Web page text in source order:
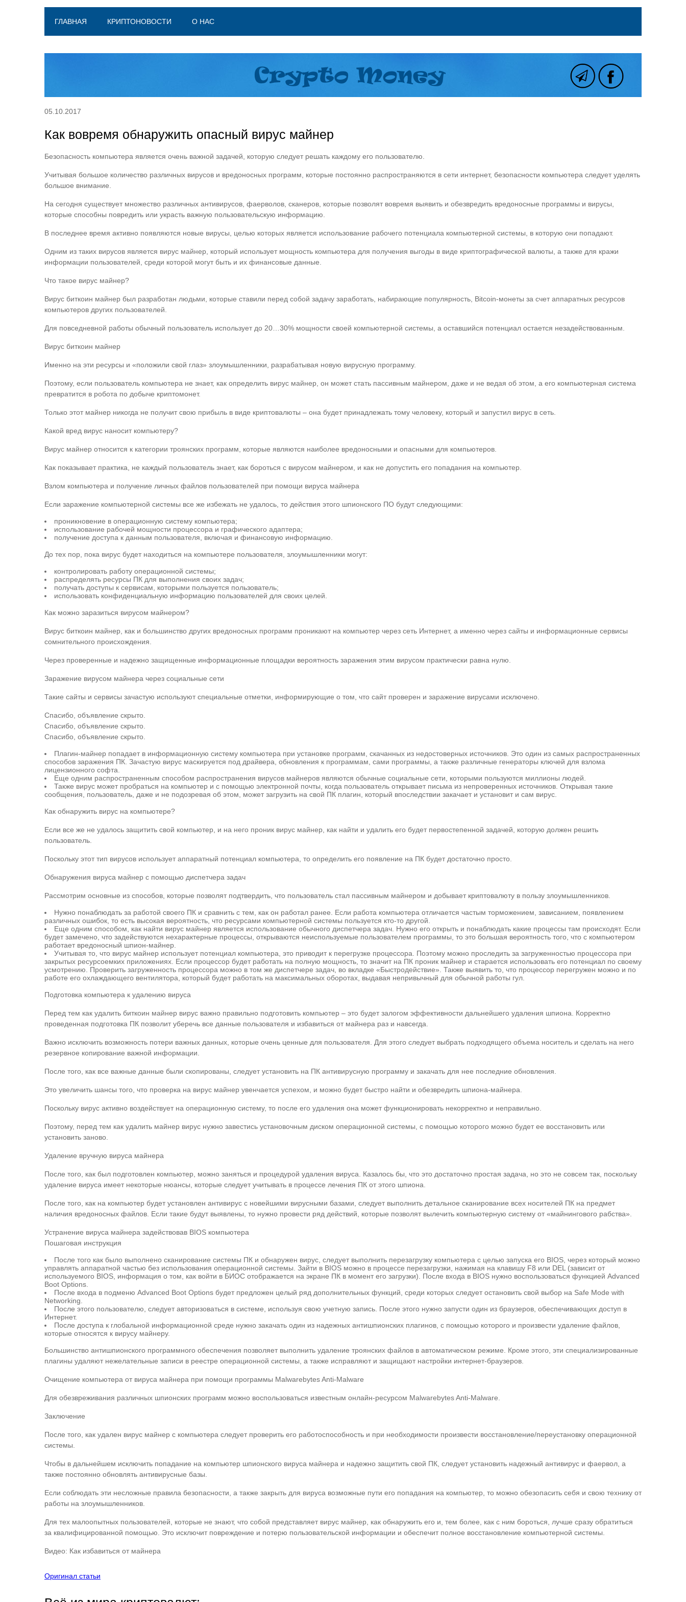
ГЛАВНАЯ КРИПТОНОВОСТИ О НАС
05.10.2017
Как вовремя обнаружить опасный вирус майнер
Безопасность компьютера является очень важной задачей, которую следует решать каждому его пользователю.
Учитывая большое количество различных вирусов и вредоносных программ, которые постоянно распространяются в сети интернет, безопасности компьютера следует уделять
большое внимание.
На сегодня существует множество различных антивирусов, фаерволов, сканеров, которые позволят вовремя выявить и обезвредить вредоносные программы и вирусы,
которые способны повредить или украсть важную пользовательскую информацию.
В последнее время активно появляются новые вирусы, целью которых является использование рабочего потенциала компьютерной системы, в которую они попадают.
Одним из таких вирусов является вирус майнер, который использует мощность компьютера для получения выгоды в виде криптографической валюты, а также для кражи
информации пользователей, среди которой могут быть и их финансовые данные.
Что такое вирус майнер?
Вирус биткоин майнер был разработан людьми, которые ставили перед собой задачу заработать, набирающие популярность, Bitcoin-монеты за счет аппаратных ресурсов
компьютеров других пользователей.
Для повседневной работы обычный пользователь использует до 20…30% мощности своей компьютерной системы, а оставшийся потенциал остается незадействованным.
Вирус биткоин майнер
Именно на эти ресурсы и «положили свой глаз» злоумышленники, разрабатывая новую вирусную программу.
Поэтому, если пользователь компьютера не знает, как определить вирус майнер, он может стать пассивным майнером, даже и не ведая об этом, а его компьютерная система
превратится в робота по добыче криптомонет.
Только этот майнер никогда не получит свою прибыль в виде криптовалюты – она будет принадлежать тому человеку, который и запустил вирус в сеть.
Какой вред вирус наносит компьютеру?
Вирус майнер относится к категории троянских программ, которые являются наиболее вредоносными и опасными для компьютеров.
Как показывает практика, не каждый пользователь знает, как бороться с вирусом майнером, и как не допустить его попадания на компьютер.
Взлом компьютера и получение личных файлов пользователей при помощи вируса майнера
Если заражение компьютерной системы все же избежать не удалось, то действия этого шпионского ПО будут следующими:
проникновение в операционную систему компьютера;
использование рабочей мощности процессора и графического адаптера;
получение доступа к данным пользователя, включая и финансовую информацию.
До тех пор, пока вирус будет находиться на компьютере пользователя, злоумышленники могут:
контролировать работу операционной системы;
распределять ресурсы ПК для выполнения своих задач;
получать доступы к сервисам, которыми пользуется пользователь;
использовать конфиденциальную информацию пользователей для своих целей.
Как можно заразиться вирусом майнером?
Вирус биткоин майнер, как и большинство других вредоносных программ проникают на компьютер через сеть Интернет, а именно через сайты и информационные сервисы
сомнительного происхождения.
Через проверенные и надежно защищенные информационные площадки вероятность заражения этим вирусом практически равна нулю.
Заражение вирусом майнера через социальные сети
Такие сайты и сервисы зачастую используют специальные отметки, информирующие о том, что сайт проверен и заражение вирусами исключено.
Спасибо, объявление скрыто.
Спасибо, объявление скрыто.
Спасибо, объявление скрыто.
Плагин-майнер попадает в информационную систему компьютера при установке программ, скачанных из недостоверных источников. Это один из самых распространенных
способов заражения ПК. Зачастую вирус маскируется под драйвера, обновления к программам, сами программы, а также различные генераторы ключей для взлома
лицензионного софта.
Еще одним распространенным способом распространения вирусов майнеров являются обычные социальные сети, которыми пользуются миллионы людей.
Также вирус может пробраться на компьютер и с помощью электронной почты, когда пользователь открывает письма из непроверенных источников. Открывая такие
сообщения, пользователь, даже и не подозревая об этом, может загрузить на свой ПК плагин, который впоследствии закачает и установит и сам вирус.
Как обнаружить вирус на компьютере?
Если все же не удалось защитить свой компьютер, и на него проник вирус майнер, как найти и удалить его будет первостепенной задачей, которую должен решить
пользователь.
Поскольку этот тип вирусов использует аппаратный потенциал компьютера, то определить его появление на ПК будет достаточно просто.
Обнаружения вируса майнер с помощью диспетчера задач
Рассмотрим основные из способов, которые позволят подтвердить, что пользователь стал пассивным майнером и добывает криптовалюту в пользу злоумышленников.
Нужно понаблюдать за работой своего ПК и сравнить с тем, как он работал ранее. Если работа компьютера отличается частым торможением, зависанием, появлением
различных ошибок, то есть высокая вероятность, что ресурсами компьютерной системы пользуется кто-то другой.
Еще одним способом, как найти вирус майнер является использование обычного диспетчера задач. Нужно его открыть и понаблюдать какие процессы там происходят. Если
будет замечено, что задействуются нехарактерные процессы, открываются неиспользуемые пользователем программы, то это большая вероятность того, что с компьютером
работает вредоносный шпион-майнер.
Учитывая то, что вирус майнер использует потенциал компьютера, это приводит к перегрузке процессора. Поэтому можно проследить за загруженностью процессора при
закрытых ресурсоемких приложениях. Если процессор будет работать на полную мощность, то значит на ПК проник майнер и старается использовать его потенциал по своему
усмотрению. Проверить загруженность процессора можно в том же диспетчере задач, во вкладке «Быстродействие». Также выявить то, что процессор перегружен можно и по
работе его охлаждающего вентилятора, который будет работать на максимальных оборотах, выдавая непривычный для обычной работы гул.
Подготовка компьютера к удалению вируса
Перед тем как удалить биткоин майнер вирус важно правильно подготовить компьютер – это будет залогом эффективности дальнейшего удаления шпиона. Корректно
проведенная подготовка ПК позволит уберечь все данные пользователя и избавиться от майнера раз и навсегда.
Важно исключить возможность потери важных данных, которые очень ценные для пользователя. Для этого следует выбрать подходящего объема носитель и сделать на него
резервное копирование важной информации.
После того, как все важные данные были скопированы, следует установить на ПК антивирусную программу и закачать для нее последние обновления.
Это увеличить шансы того, что проверка на вирус майнер увенчается успехом, и можно будет быстро найти и обезвредить шпиона-майнера.
Поскольку вирус активно воздействует на операционную систему, то после его удаления она может функционировать некорректно и неправильно.
Поэтому, перед тем как удалить майнер вирус нужно завестись установочным диском операционной системы, с помощью которого можно будет ее восстановить или
установить заново.
Удаление вручную вируса майнера
После того, как был подготовлен компьютер, можно заняться и процедурой удаления вируса. Казалось бы, что это достаточно простая задача, но это не совсем так, поскольку
удаление вируса имеет некоторые нюансы, которые следует учитывать в процессе лечения ПК от этого шпиона.
После того, как на компьютер будет установлен антивирус с новейшими вирусными базами, следует выполнить детальное сканирование всех носителей ПК на предмет
наличия вредоносных файлов. Если такие будут выявлены, то нужно провести ряд действий, которые позволят вылечить компьютерную систему от «майнингового рабства».
Устранение вируса майнера задействовав BIOS компьютера
Пошаговая инструкция
После того как было выполнено сканирование системы ПК и обнаружен вирус, следует выполнить перезагрузку компьютера с целью запуска его BIOS, через который можно
управлять аппаратной частью без использования операционной системы. Зайти в BIOS можно в процессе перезагрузки, нажимая на клавишу F8 или DEL (зависит от
используемого BIOS, информация о том, как войти в БИОС отображается на экране ПК в момент его загрузки). После входа в BIOS нужно воспользоваться функцией Advanced
Boot Options.
После входа в подменю Advanced Boot Options будет предложен целый ряд дополнительных функций, среди которых следует остановить свой выбор на Safe Mode with
Networking.
После этого пользователю, следует авторизоваться в системе, используя свою учетную запись. После этого нужно запусти один из браузеров, обеспечивающих доступ в
Интернет.
После доступа к глобальной информационной среде нужно закачать один из надежных антишпионских плагинов, с помощью которого и произвести удаление файлов,
которые относятся к вирусу майнеру.
Большинство антишпионского программного обеспечения позволяет выполнить удаление троянских файлов в автоматическом режиме. Кроме этого, эти специализированные
плагины удаляют нежелательные записи в реестре операционной системы, а также исправляют и защищают настройки интернет-браузеров.
Очищение компьютера от вируса майнера при помощи программы Malwarebytes Anti-Malware
Для обезвреживания различных шпионских программ можно воспользоваться известным онлайн-ресурсом Malwarebytes Anti-Malware.
Заключение
После того, как удален вирус майнер с компьютера следует проверить его работоспособность и при необходимости произвести восстановление/переустановку операционной
системы.
Чтобы в дальнейшем исключить попадание на компьютер шпионского вируса майнера и надежно защитить свой ПК, следует установить надежный антивирус и фаервол, а
также постоянно обновлять антивирусные базы.
Если соблюдать эти несложные правила безопасности, а также закрыть для вируса возможные пути его попадания на компьютер, то можно обезопасить себя и свою технику от
работы на злоумышленников.
Для тех малоопытных пользователей, которые не знают, что собой представляет вирус майнер, как обнаружить его и, тем более, как с ним бороться, лучше сразу обратиться
за квалифицированной помощью. Это исключит повреждение и потерю пользовательской информации и обеспечит полное восстановление компьютерной системы.
Видео: Как избавиться от майнера
Оригинал статьи